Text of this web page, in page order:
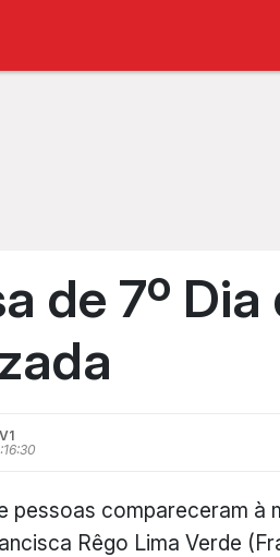
de 7º
pessoas compareceram à
Rêgo Lima Verde